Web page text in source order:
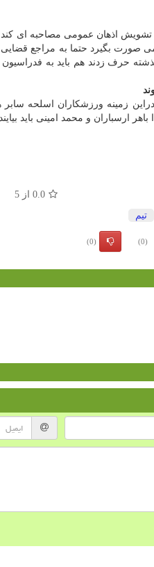
اذهان عمومی مصاحبه ای کند
صورت بگیرد حتما به مراجع
حرف زدند هم باید به فدراسیون
زمینه ورزشکاران اسلحه
ارسباران و محمد امینی باید
0.0 از5
تیم
(0)
(0)